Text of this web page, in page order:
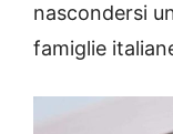
nascondersi
famiglie